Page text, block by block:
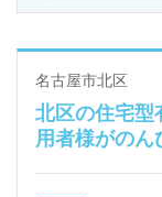
名古屋市北区
北区の住宅型
用者様がのん